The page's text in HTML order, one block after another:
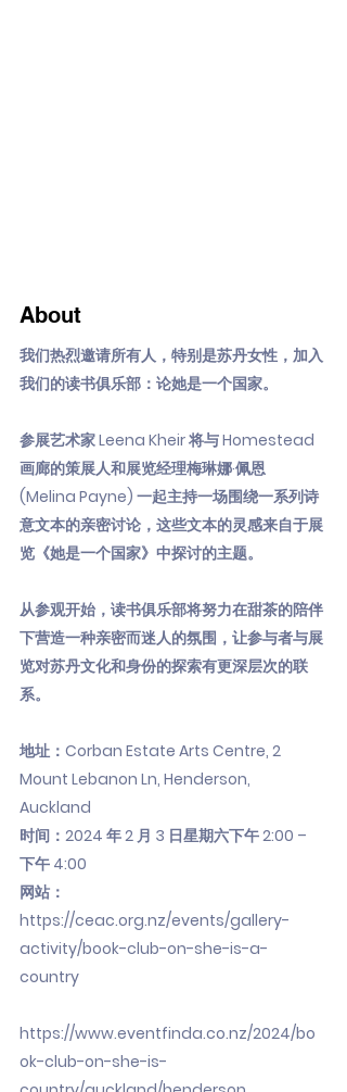
About
我们热烈邀请所有人，特别是苏丹女性，加入
我们的读书俱乐部：论她是一个国家。
参展艺术家 Leena Kheir 将与 Homestead
画廊的策展人和展览经理梅琳娜·佩恩
(Melina Payne) 一起主持一场围绕一系列诗
意文本的亲密讨论，这些文本的灵感来自于展
览《她是一个国家》中探讨的主题。
从参观开始，读书俱乐部将努力在甜茶的陪伴
下营造一种亲密而迷人的氛围，让参与者与展
览对苏丹文化和身份的探索有更深层次的联
系。
地址：Corban Estate Arts Centre, 2
Mount Lebanon Ln, Henderson,
Auckland
时间：2024 年 2 月 3 日星期六下午 2:00 –
下午 4:00
网站：
https://ceac.org.nz/events/gallery-
activity/book-club-on-she-is-a-
country
https://www.eventfinda.co.nz/2024/bo
ok-club-on-she-is-